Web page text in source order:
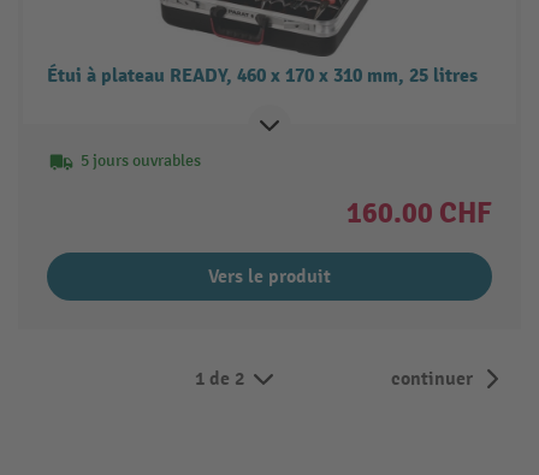
Étui à plateau READY, 460 x 170 x 310 mm, 25 litres
5 jours ouvrables
160.00 CHF
Vers le produit
1 de 2 continuer